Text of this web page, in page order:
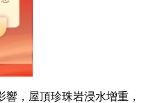
，屋頂珍珠岩浸水增重，